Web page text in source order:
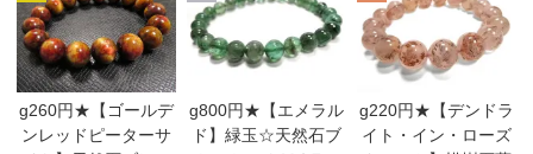
g260円★【ゴールデ
ンレッドピーターサ
g800円★【エメラル
ド】緑玉☆天然石ブ
g220円★【デンドラ
イト・イン・ローズ